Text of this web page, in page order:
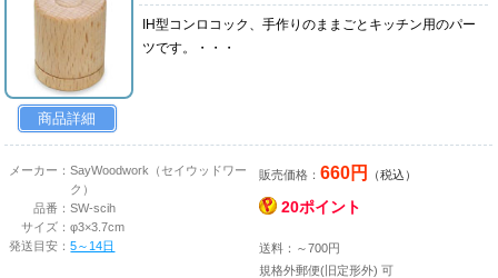
商品詳細
IH型コンロコック、手作りのままごとキッチン用のパー
ツです。・・・
メーカー：SayWoodwork（セイウッドワー
ク）
品番：SW-scih
サイズ：φ3×3.7cm
発送目安：5～14日
販売価格：660円 （税込）
20ポイント
送料：～700円
規格外郵便(旧定形外) 可